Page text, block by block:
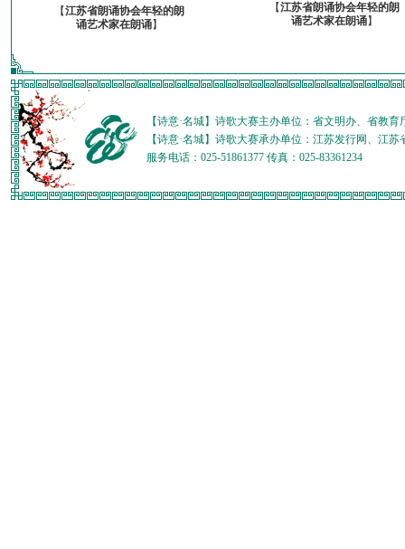
【江苏省朗诵协会年轻的朗
诵艺术家在朗诵】
【江苏省朗诵协会年轻的朗
诵艺术家在朗诵】
【诗意·名城】诗歌大赛主办单位：省文明办、省教
【诗意·名城】诗歌大赛承办单位：江苏发行网、江
服务电话：025-51861377 传真：025-83361234